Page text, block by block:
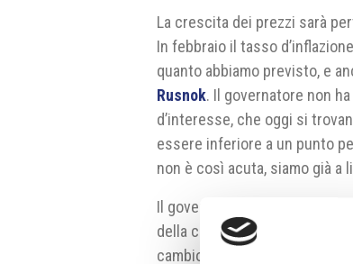
La crescita dei prezzi sarà
In febbraio il tasso
quanto abbiamo previsto, e
Rusnok. Il governatore non
d’interesse, che oggi si
essere inferiore a un punto
non è così acuta, siamo già a
Il governatore ha valutato in
della corona. “Il nervosismo
cambio è sotto a 25 (corone